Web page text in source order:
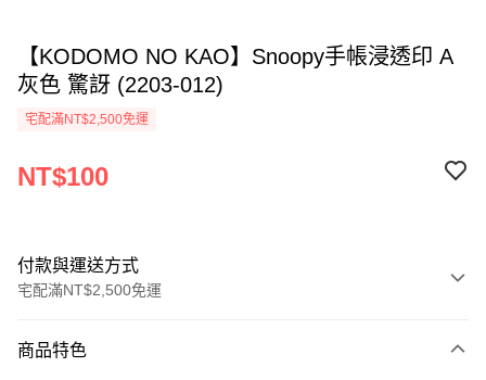
【KODOMO NO KAO】Snoopy手帳浸透印 A
灰色 驚訝 (2203-012)
宅配滿NT$2,500免運
NT$100
付款與運送方式
宅配滿NT$2,500免運
信用卡一次付款
商品特色